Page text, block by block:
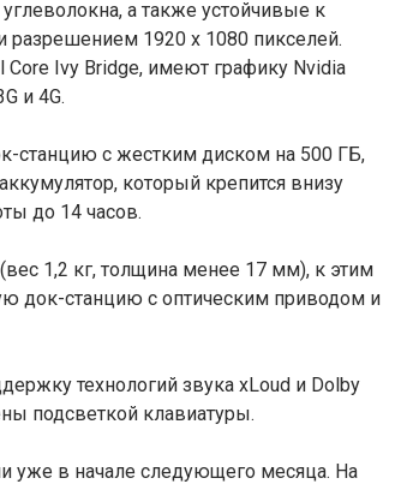
а также устойчивые к
разрешением 1920 x 1080 пикселей.
Ivy Bridge, имеют графику Nvidia
и 4G.
станцию с жестким диском на 500 ГБ,
который крепится внизу
до 14 часов.
1,2 кг, толщина менее 17 мм), к этим
док-станцию с оптическим приводом и
технологий звука xLoud и Dolby
подсветкой клавиатуры.
уже в начале следующего месяца. На